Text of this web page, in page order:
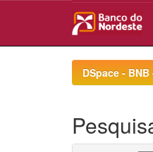
DSpace -